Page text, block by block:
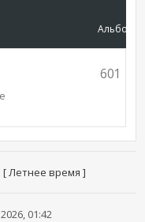
Альбомы
601
[ Летнее время ]
01:42